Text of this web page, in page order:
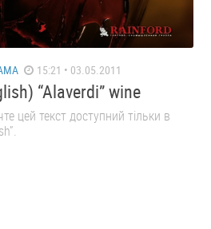
15:21 • 03.05.2011
“Alaverdi” wine
цей текст доступний тільки в